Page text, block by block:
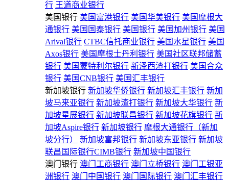
行 王道商业银行
美国银行 美国富港银行 美国华美银行 美国摩根大
通银行 美国国泰银行 美国银行 美国加州银行 美国
Arival银行 CTBC信托商业银行 美国水星银行 美国
Axos银行 美国摩根士丹利银行 美国社区联邦储蓄
银行 美国蒙特利尔银行 新泽西渣打银行 美国合众
银行 美国CNB银行 美国汇丰银行
新加坡银行 新加坡华侨银行 新加坡汇丰银行 新加
坡马来亚银行 新加坡渣打银行 新加坡大华银行 新
加坡星展银行 新加坡联昌银行 新加坡花旗银行 新
加坡Aspire银行 新加坡银行 摩根大通银行（新加
坡分行）
新加坡富邦银行 新加坡东亚银行 新加坡
联昌国际银行CIMB银行 新加坡中国银行
澳门银行 澳门工商银行 澳门立桥银行 澳门工银亚
洲银行 澳门中国银行 澳门国际银行 澳门汇丰银行